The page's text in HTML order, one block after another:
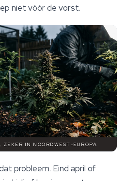
niet vóór de vorst.
IN NOORDWEST-EUROPA
probleem. Eind april of